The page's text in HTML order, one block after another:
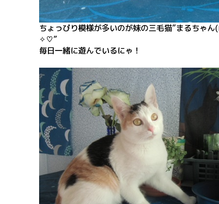
ちょっぴり模様が多いのが妹の三毛猫”まるち
✧♡”
毎日一緒に遊んでいるにゃ！